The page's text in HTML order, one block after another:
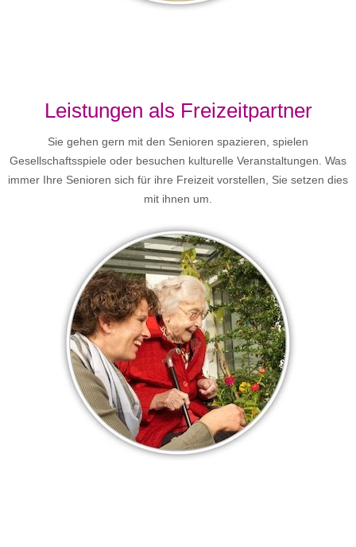
Leistungen als Freizeitpartner
Sie gehen gern mit den Senioren spazieren, spielen
Gesellschaftsspiele oder besuchen kulturelle Veranstaltungen. Was
immer Ihre Senioren sich für ihre Freizeit vorstellen, Sie setzen dies
mit ihnen um.